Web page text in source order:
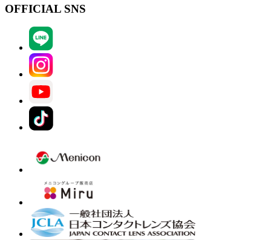
OFFICIAL SNS